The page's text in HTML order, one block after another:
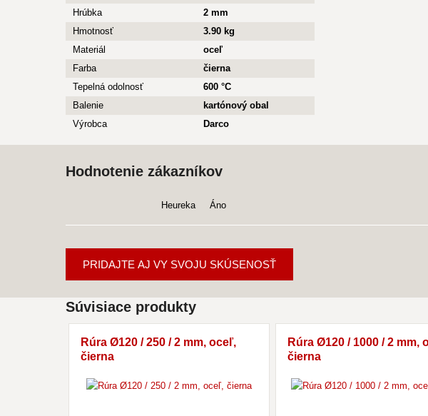
Hrúbka
2 mm
Hmotnosť
3.90 kg
Materiál
oceľ
Farba
čierna
Tepelná odolnosť
600 °C
Balenie
kartónový obal
Výrobca
Darco
Hodnotenie zákazníkov
Heureka Áno
PRIDAJTE AJ VY SVOJU SKÚSENOSŤ
Súvisiace produkty
Rúra Ø120 / 250 / 2 mm, oceľ,
čierna
Rúra Ø120 / 1000 / 2 mm,
čierna